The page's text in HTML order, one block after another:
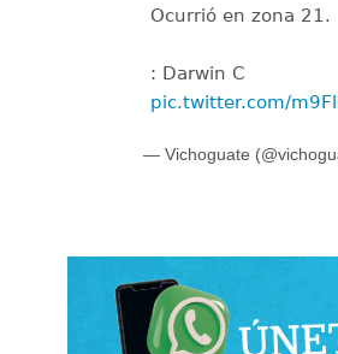
Ocurrió en zona 21.
: Darwin C
pic.twitter.com/
— Vichoguate